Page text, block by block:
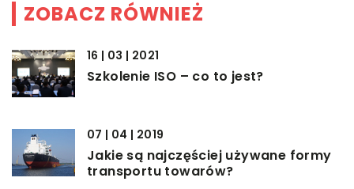
ZOBACZ RÓWNIEŻ
16 | 03 | 2021
Szkolenie ISO – co to jest?
07 | 04 | 2019
Jakie są najczęściej używane formy
transportu towarów?